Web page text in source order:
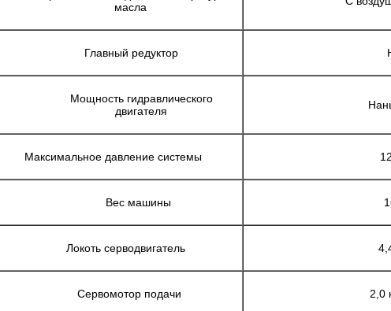
масла
Главный редуктор
Мощность гидравлического
двигателя
Максимальное давление системы
Вес машины
Локоть серводвигатель
Сервомотор подачи 2,0